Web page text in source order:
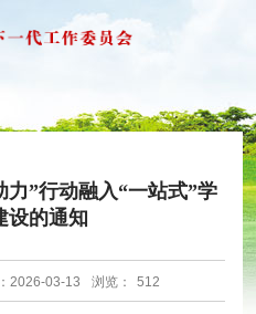
”行动融入“一站式”学
设的通知
2026-03-13 浏览： 512